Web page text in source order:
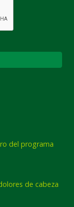
del programa
de cabeza